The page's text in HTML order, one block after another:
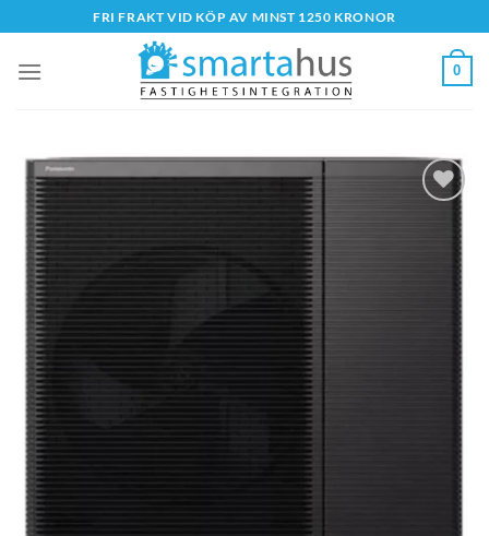
to
content
FRI FRAKT VID KÖP AV MINST 1250 KRONOR
0